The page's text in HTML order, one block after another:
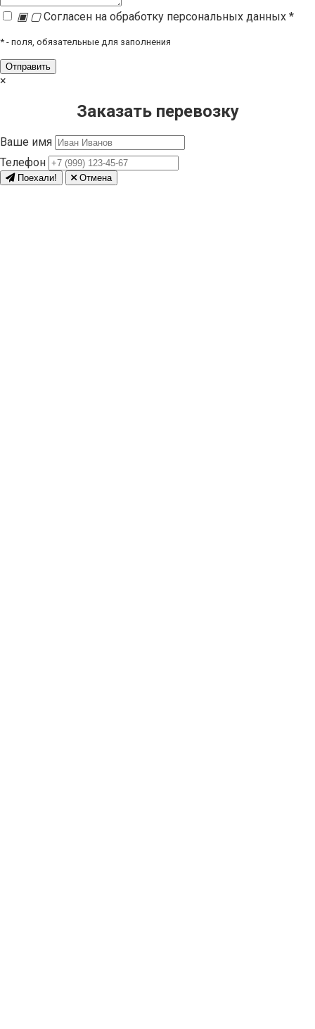
▣ ▢Согласен на обработку персональных данных *
* - поля, обязательные для заполнения
×
Заказать перевозку
Ваше имя
Телефон
Поехали! Отмена